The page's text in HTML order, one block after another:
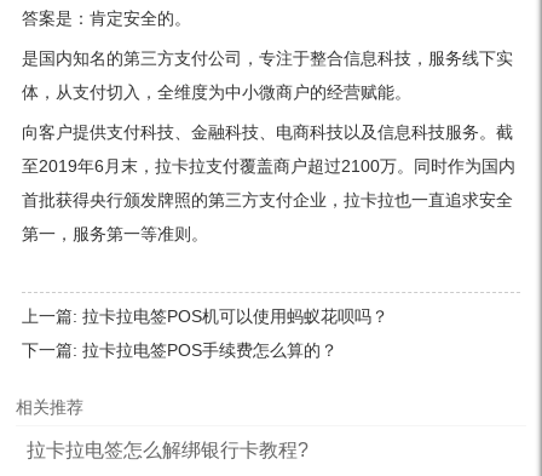
答案是：肯定安全的。
是国内知名的第三方支付公司，专注于整合信息科技，服务线下实
体，从支付切入，全维度为中小微商户的经营赋能。
向客户提供支付科技、金融科技、电商科技以及信息科技服务。截
至2019年6月末，拉卡拉支付覆盖商户超过2100万。同时作为国内
首批获得央行颁发牌照的第三方支付企业，拉卡拉也一直追求安全
第一，服务第一等准则。
上一篇: 拉卡拉电签POS机可以使用蚂蚁花呗吗？
下一篇: 拉卡拉电签POS手续费怎么算的？
相关推荐
拉卡拉电签怎么解绑银行卡教程?